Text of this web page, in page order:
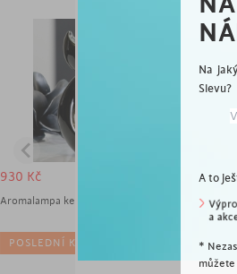
Na
Slevu?
A to
*
930 Kč
Aromalampa keramická Lago, 20 cm, černá
POSLEDNÍ KUSY